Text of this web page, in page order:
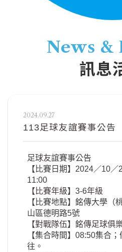
News &
訊息
2024.09.27
113足球友誼賽事公告
足球友誼賽事公告
【比賽日期】2024／10
11:00
【比賽年級】3-6年級
【比賽地點】銘傳大學（
山區德明路5號
【對戰隊伍】銘傳足球俱
【集合時間】08:50集合
往。